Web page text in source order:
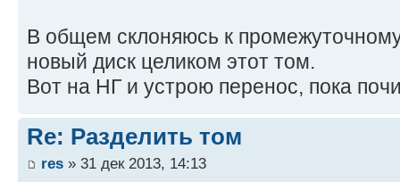
В общем склоняюсь к
новый диск целиком этот том.
Вот на НГ и устрою перенос, пока
Re: Разделить том
res » 31 дек 2013, 14:13